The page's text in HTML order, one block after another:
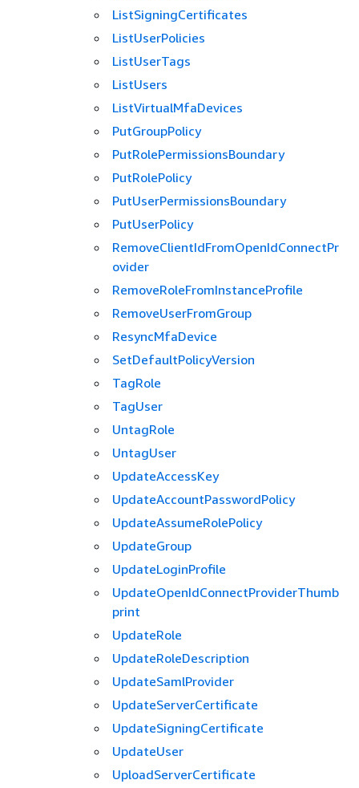
ListSigningCertificates
ListUserPolicies
ListUserTags
ListUsers
ListVirtualMfaDevices
PutGroupPolicy
PutRolePermissionsBoundary
PutRolePolicy
PutUserPermissionsBoundary
PutUserPolicy
RemoveClientIdFromOpenIdConnectPr
ovider
RemoveRoleFromInstanceProfile
RemoveUserFromGroup
ResyncMfaDevice
SetDefaultPolicyVersion
TagRole
TagUser
UntagRole
UntagUser
UpdateAccessKey
UpdateAccountPasswordPolicy
UpdateAssumeRolePolicy
UpdateGroup
UpdateLoginProfile
UpdateOpenIdConnectProviderThumb
print
UpdateRole
UpdateRoleDescription
UpdateSamlProvider
UpdateServerCertificate
UpdateSigningCertificate
UpdateUser
UploadServerCertificate